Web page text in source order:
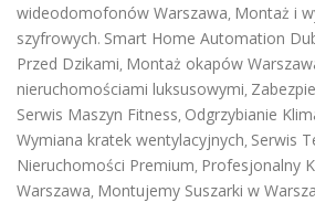
wideodomofonów Warszawa, Montaż i
szyfrowych. Smart Home Automation
Przed Dzikami, Montaż okapów
nieruchomościami luksusowymi,
Serwis Maszyn Fitness, Odgrzybianie
Wymiana kratek wentylacyjnych, Serwis
Nieruchomości Premium, Profesjonalny
Warszawa, Montujemy Suszarki w